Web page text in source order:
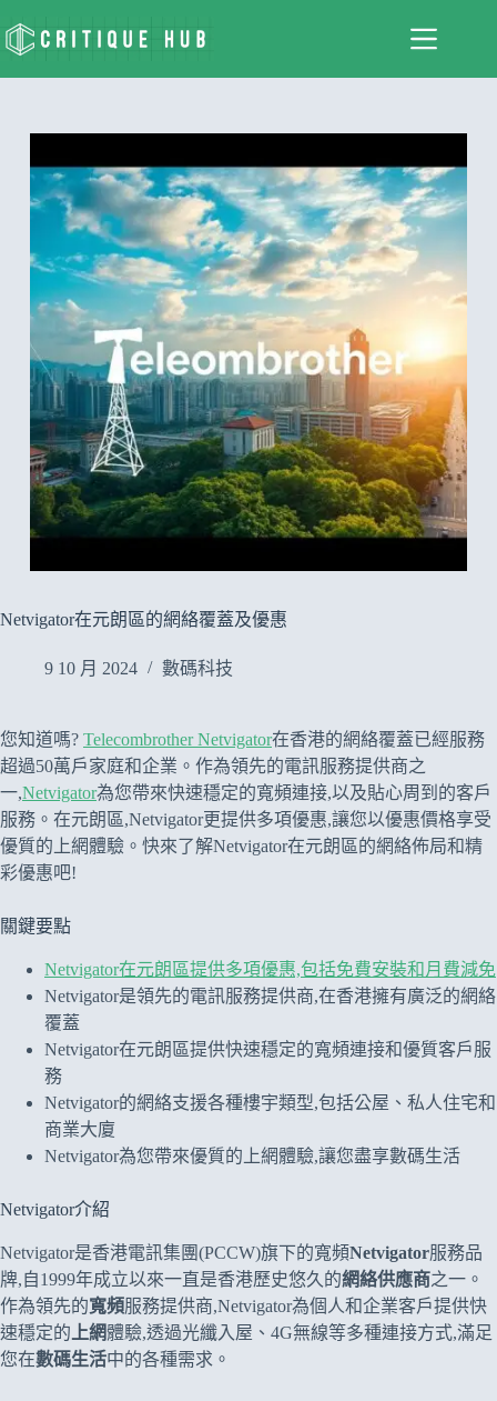
至
Netvigator在元朗區的網絡覆蓋及優惠
9 10 月 2024 數碼科技
您知道嗎? Telecombrother Netvigator在香港的網絡覆蓋已經服務
超過50萬戶家庭和企業。作為領先的電訊服務提供商之
一,Netvigator為您帶來快速穩定的寬頻連接,以及貼心周到的客戶
服務。在元朗區,Netvigator更提供多項優惠,讓您以優惠價格享受
優質的上網體驗。快來了解Netvigator在元朗區的網絡佈局和精
彩優惠吧!
關鍵要點
Netvigator在元朗區提供多項優惠,包括免費安裝和月費減免
Netvigator是領先的電訊服務提供商,在香港擁有廣泛的網絡
覆蓋
Netvigator在元朗區提供快速穩定的寬頻連接和優質客戶服
務
Netvigator的網絡支援各種樓宇類型,包括公屋、私人住宅和
商業大廈
Netvigator為您帶來優質的上網體驗,讓您盡享數碼生活
Netvigator介紹
Netvigator是香港電訊集團(PCCW)旗下的寬頻Netvigator服務品
牌,自1999年成立以來一直是香港歷史悠久的網絡供應商之一。
作為領先的寬頻服務提供商,Netvigator為個人和企業客戶提供快
速穩定的 上網體驗,透過光纖入屋、4G無線等多種連接方式,滿足
您在數碼生活中的各種需求。